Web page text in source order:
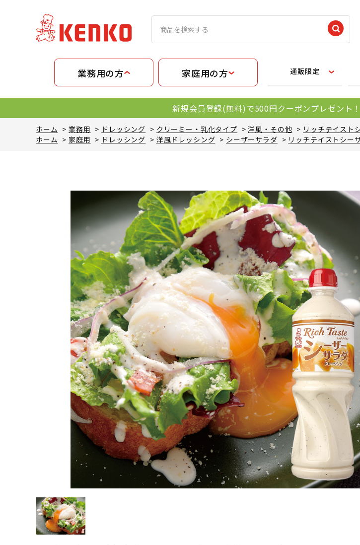
業務用の方 家庭用の方 通販限定
新規会員登録(無料)で500円クーポンプレゼント
ホーム >業務用 > ドレッシング > クリーミー・乳化タイプ >洋風・その他 > リッチテイスト
ホーム >家庭用 > ドレッシング > 洋風ドレッシング > シーザーサラダ > リッチテイストシー